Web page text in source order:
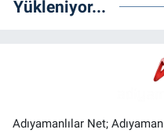
Yükleniyor...
Adıyamanlılar Net;